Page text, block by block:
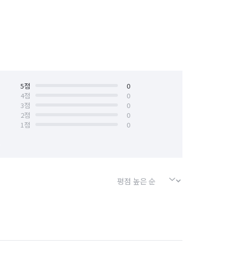
5점
0
4점
0
3점
0
2점
0
1점
0